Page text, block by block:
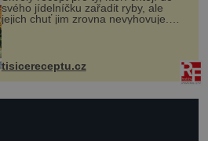
svého jídelníčku zařadit ryby, ale
jejich chuť jim zrovna nevyhovuje.
Losos je samozřejmě taky ryba, ale v
tomto případě si na to nikdo ani
nevzpomene. Ingredienc...
tisicereceptu.cz